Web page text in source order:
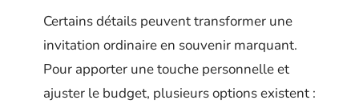
Certains détails peuvent transformer une
invitation ordinaire en souvenir marquant.
Pour apporter une touche personnelle et
ajuster le budget, plusieurs options existent :